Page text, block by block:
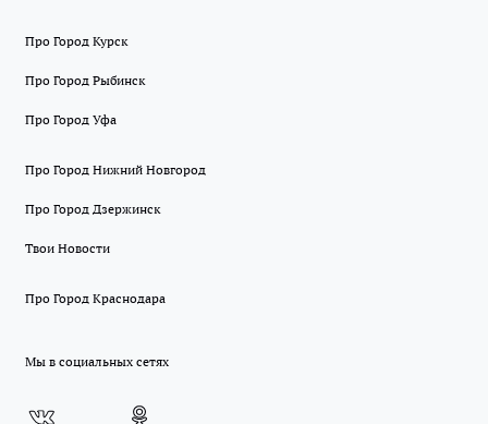
Про Город Курск
Про Город Рыбинск
Про Город Уфа
Про Город Нижний Новгород
Про Город Дзержинск
Твои Новости
Про Город Краснодара
Мы в социальных сетях